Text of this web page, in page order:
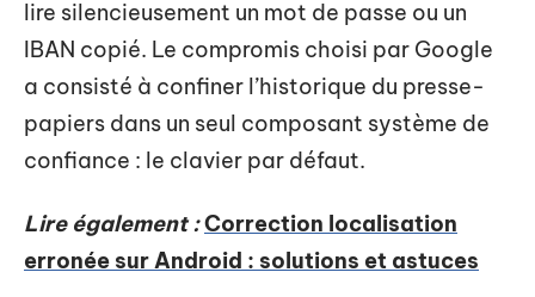
lire silencieusement un mot de passe ou un
IBAN copié. Le compromis choisi par Google
a consisté à confiner l’historique du presse-
papiers dans un seul composant système de
confiance : le clavier par défaut.
Lire également :Correction localisation
erronée sur Android : solutions et astuces